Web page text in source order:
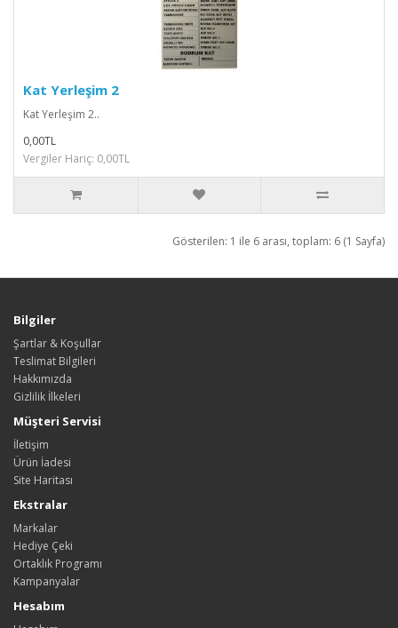
Kat Yerleşim 2
Kat Yerleşim 2..
0,00TL
Vergiler Hariç: 0,00TL
Gösterilen: 1 ile 6 arası, toplam: 6 (1 Sayfa)
Bilgiler
Şartlar & Koşullar
Teslimat Bilgileri
Hakkımızda
Gizlilik İlkeleri
Müşteri Servisi
İletişim
Ürün İadesi
Site Haritası
Ekstralar
Markalar
Hediye Çeki
Ortaklık Programı
Kampanyalar
Hesabım